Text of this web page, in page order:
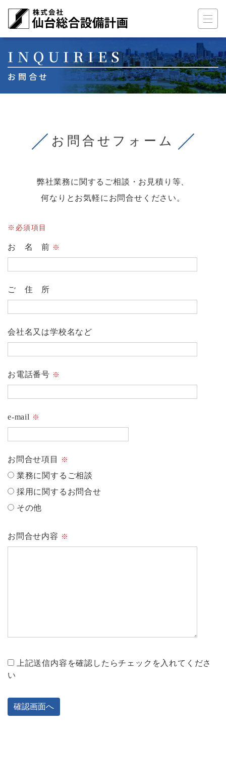
メインナビゲーション
INQUIRIES
お問合せ
お問合せフォーム
弊社業務に関するご相談・お見積り等、
何なりとお気軽にお問合せください。
※必須項目
お 名 前 ※
ご 住 所
会社名又は学校名など
お電話番号 ※
e-mail ※
お問合せ項目 ※
業務に関するご相談
採用に関するお問合せ
その他
お問合せ内容 ※
上記送信内容を確認したらチェックを入れてくださ
い
確認画面へ